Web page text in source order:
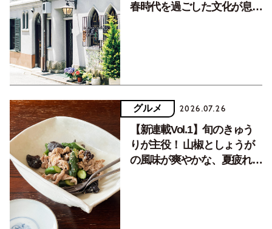
春時代を過ごした文化が息づ
グルメ 2026.07.26
【新連載Vol.1】旬のきゅう
りが主役！ 山椒としょうが
の風味が爽やかな、夏疲れを